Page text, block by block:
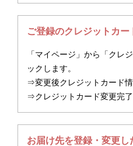
ご登録のクレジットカ
「マイページ」から「クレ
ックします。
⇒変更後クレジットカード情
⇒クレジットカード変更完了
お届け先を登録・変更し